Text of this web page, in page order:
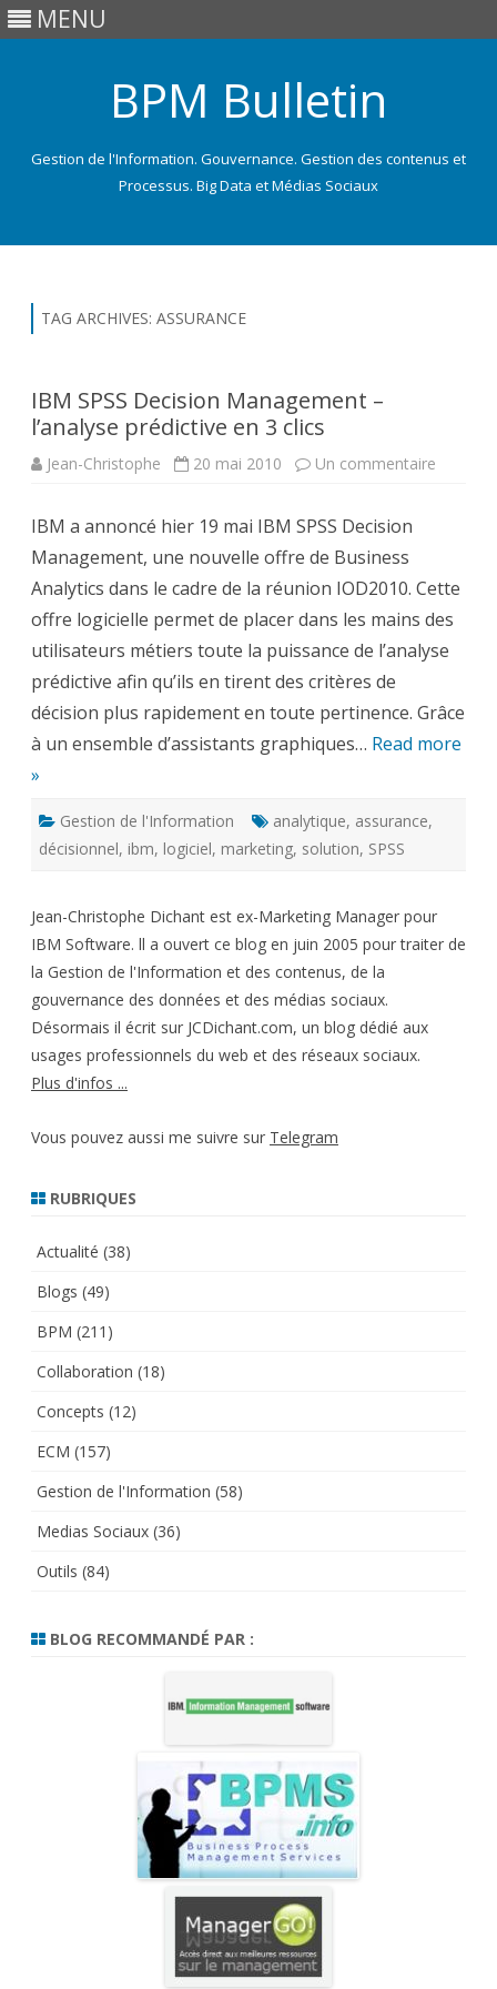
MENU
BPM Bulletin
Gestion de l'Information. Gouvernance. Gestion des contenus et
Processus. Big Data et Médias Sociaux
TAG ARCHIVES: ASSURANCE
IBM SPSS Decision Management –
l’analyse prédictive en 3 clics
Jean-Christophe 20 mai 2010 Un commentaire
en
3
clics
IBM a annoncé hier 19 mai IBM SPSS Decision
Management, une nouvelle offre de Business
Analytics dans le cadre de la réunion IOD2010. Cette
offre logicielle permet de placer dans les mains des
utilisateurs métiers toute la puissance de l’analyse
prédictive afin qu’ils en tirent des critères de
décision plus rapidement en toute pertinence. Grâce
à un ensemble d’assistants graphiques… Read more
»
Gestion de l'Information analytique, assurance,
décisionnel, ibm, logiciel, marketing, solution, SPSS
Jean-Christophe Dichant est ex-Marketing Manager pour
IBM Software. ll a ouvert ce blog en juin 2005 pour traiter de
la Gestion de l'Information et des contenus, de la
gouvernance des données et des médias sociaux.
Désormais il écrit sur JCDichant.com, un blog dédié aux
usages professionnels du web et des réseaux sociaux.
Plus d'infos ...
Vous pouvez aussi me suivre sur Telegram
RUBRIQUES
Actualité (38)
Blogs (49)
BPM (211)
Collaboration (18)
Concepts (12)
ECM (157)
Gestion de l'Information (58)
Medias Sociaux (36)
Outils (84)
BLOG RECOMMANDÉ PAR :